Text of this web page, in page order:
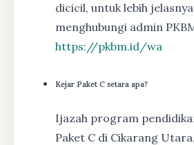
dicicil, untuk lebih
menghubungi admin
https://pkbm.id/wa
Kejar Paket C setara apa?
Ijazah program
Paket C di Cikarang